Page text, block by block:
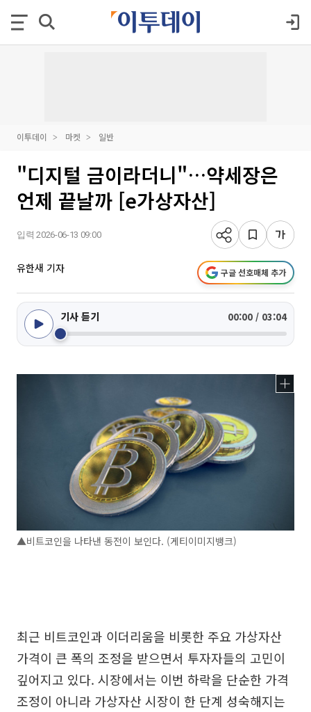
이투데이 마켓 일반
"디지털 금이라더니"…약세장은
언제 끝날까 [e가상자산]
입력 2026-06-13 09:00
유한새 기자 구글 선호매체 추가
기사 듣기 00:00 / 03:04
▲비트코인을 나타낸 동전이 보인다. (게티이미지뱅크)
최근 비트코인과 이더리움을 비롯한 주요 가상자산
가격이 큰 폭의 조정을 받으면서 투자자들의 고민이
깊어지고 있다. 시장에서는 이번 하락을 단순한 가격
조정이 아니라 가상자산 시장이 한 단계 성숙해지는